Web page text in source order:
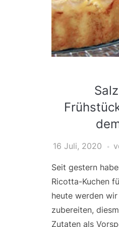
16 Juli, 2020
Seit gestern
Ricotta-Kuchen
heute werden
zubereiten,
Zutaten als